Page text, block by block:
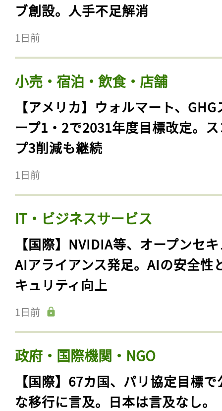
ブ創設。人手不足解消
1日前
小売・宿泊・飲食・店舗
【アメリカ】ウォルマート、GHG
ープ1・2で2031年度目標改定。
プ3削減も継続
1日前
IT・ビジネスサービス
【国際】NVIDIA等、オープンセ
AIアライアンス発足。AIの安全性
キュリティ向上
1日前
政府・国際機関・NGO
【国際】67カ国、パリ協定目標で
な移行に言及。日本は言及なし。